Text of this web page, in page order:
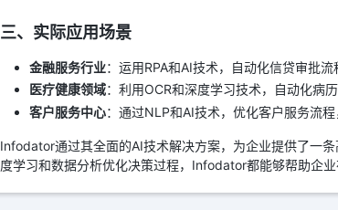
三、实际应用场景
金融服务行业：运用RPA和AI技术，自动化信贷审批
医疗健康领域：利用OCR和深度学习技术，自动化病
客户服务中心：通过NLP和AI技术，优化客户服务流
Infodator通过其全面的AI技术解决方案，为企业提供了一
度学习和数据分析优化决策过程，Infodator都能够帮助企业